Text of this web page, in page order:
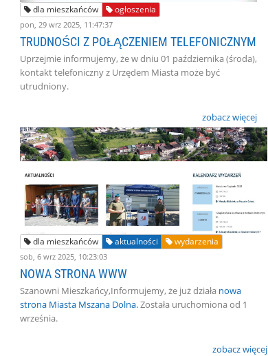
dla mieszkańców ogłoszenia
pon, 29 wrz 2025, 11:47:37
TRUDNOŚCI Z POŁĄCZENIEM TELEFONICZNYM
Uprzejmie informujemy, że w dniu 01 października (środa),
kontakt telefoniczny z Urzędem Miasta może być
utrudniony.
zobacz więcej
dla mieszkańców aktualności wydarzenia
sob, 6 wrz 2025, 10:23:03
NOWA STRONA WWW
Szanowni Mieszkańcy,Informujemy, że już działa nowa
strona Miasta Mszana Dolna.Została uruchomiona od 1
września.
zobacz więcej